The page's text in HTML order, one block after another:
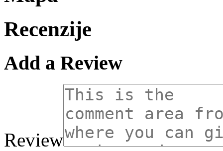
Recenzije
Add a Review
Review